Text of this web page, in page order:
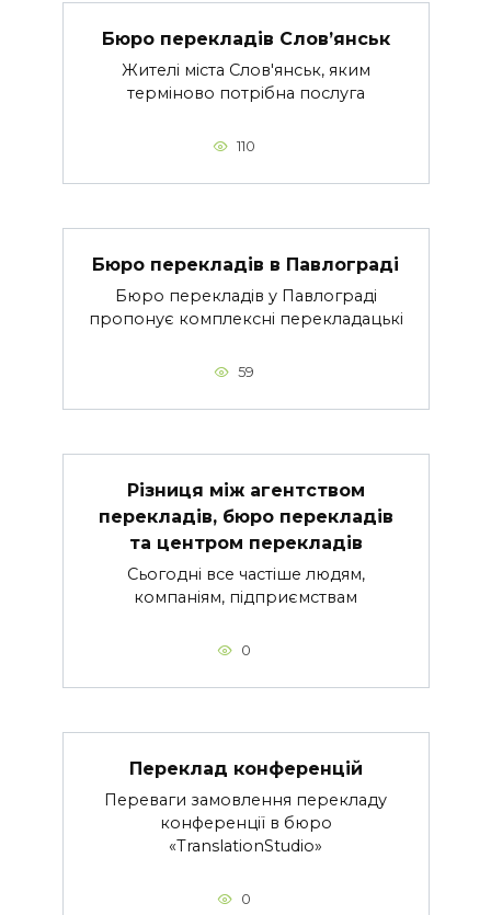
Бюро перекладів Слов’янськ
Жителі міста Слов'янськ, яким
терміново потрібна послуга
110
Бюро перекладів в Павлограді
Бюро перекладів у Павлограді
пропонує комплексні перекладацькі
59
Різниця між агентством
перекладів, бюро перекладів
та центром перекладів
Сьогодні все частіше людям,
компаніям, підприємствам
0
Переклад конференцій
Переваги замовлення перекладу
конференції в бюро
«TranslationStudio»
0